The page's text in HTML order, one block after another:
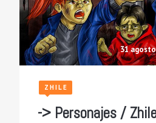
31
ZHILE
-> Personajes /